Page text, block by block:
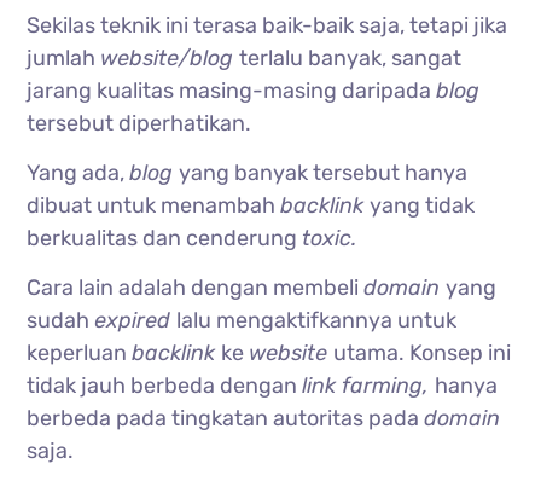
Sekilas teknik ini terasa baik-baik saja, tetapi jika
jumlah website/blogterlalu banyak, sangat
jarang kualitas masing-masing daripadablog
tersebut diperhatikan.
Yang ada,blogyang banyak tersebut hanya
dibuat untuk menambahbacklinkyang tidak
berkualitas dan cenderung toxic.
Cara lain adalah dengan membelidomainyang
sudah expired lalu mengaktifkannya untuk
keperluanbacklink ke website utama. Konsep ini
tidak jauh berbeda denganlink farming, hanya
berbeda pada tingkatan autoritas padadomain
saja.